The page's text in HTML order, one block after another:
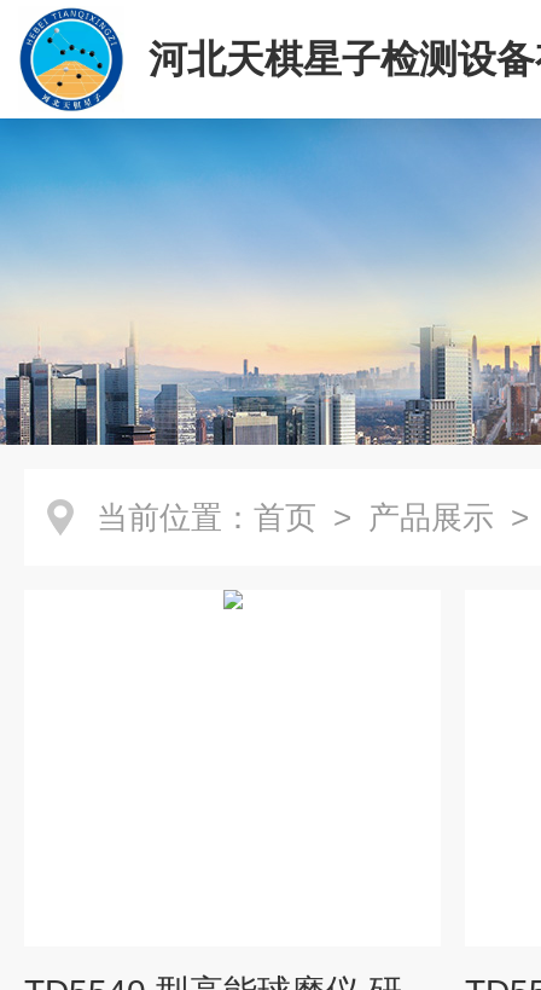
河北天棋星子检测设
司
当前位置： 首页 > 产品展示